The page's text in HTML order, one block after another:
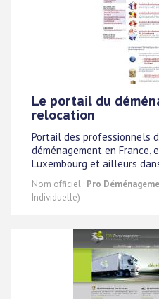
Le portail du
relocation
Portail des professionnels
déménagement en France,
Luxembourg et ailleurs
Nom officiel : Pro
Individuelle)